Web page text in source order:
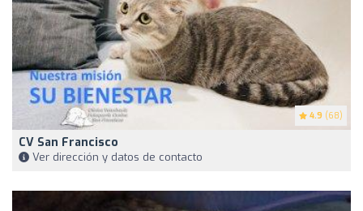
4.9 (68)
CV San Francisco
Ver dirección y datos de contacto